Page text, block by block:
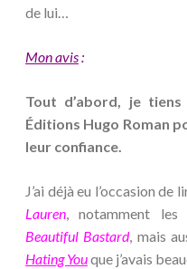
de lui…
Mon avis:
Tout d’abord, je
Éditions Hugo Roman
leur confiance.
J’ai déjà eu l’occasion de
Lauren, notamment
Beautiful Bastard, mais
Hating Youque j’avais